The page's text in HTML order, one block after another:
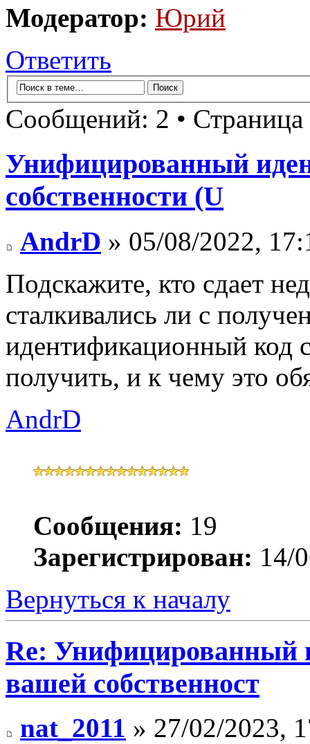
Модератор: Юрий
Ответить
Сообщений: 2 • Страница
Унифицированный
собственности (U
AndrD » 05/08/2022,
Подскажите, кто сдает
сталкивались ли с
идентификационный код
получить, и к чему это
AndrD
Сообщения: 19
Зарегистрирован: 14/
Вернуться к началу
Re: Унифицированный
вашей собственност
nat_2011 » 27/02/2023,